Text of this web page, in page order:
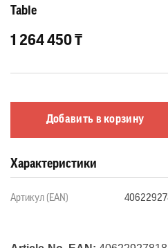
Table
1 264 450 ₸
Добавить в корзину
Характеристики
Артикул (EAN)